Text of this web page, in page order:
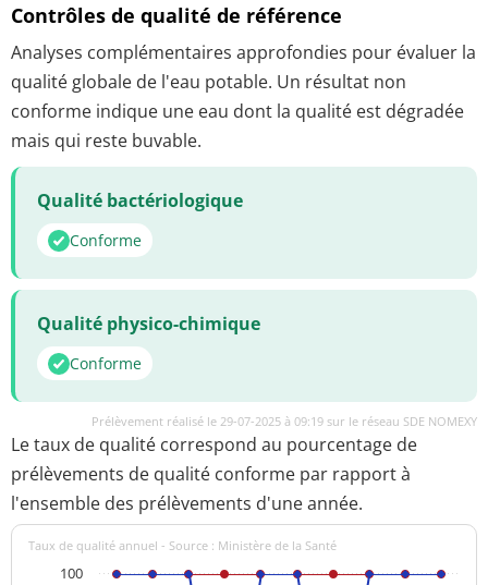
Contrôles de qualité de référence
Analyses complémentaires approfondies pour évaluer la
qualité globale de l'eau potable. Un résultat non
conforme indique une eau dont la qualité est dégradée
mais qui reste buvable.
Qualité bactériologique
Conforme
Qualité physico-chimique
Conforme
Prélèvement réalisé le 29-07-2025 à 09:19 sur le réseau SDE NOMEXY
Le taux de qualité correspond au pourcentage de
prélèvements de qualité conforme par rapport à
l'ensemble des prélèvements d'une année.
Taux de qualité annuel - Source : Ministère de la Santé
100